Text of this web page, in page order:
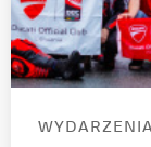
WYDARZENIA